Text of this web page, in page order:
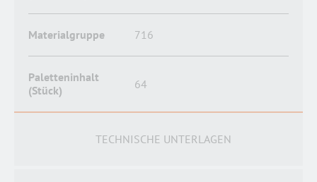
Materialgruppe 716
Paletteninhalt
(Stück)
64
TECHNISCHE UNTERLAGEN